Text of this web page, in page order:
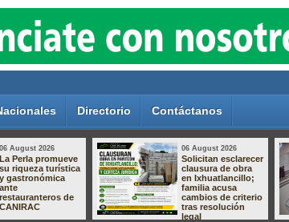
Directorio Contáctanos
05 August 2026
Aprueba Congreso
Declaraciones de
Procedencia en
contra de dos
munícipes
05 August 2026
Gobierno de
Orizaba mantiene
diálogo con
comerciantes para
construir
soluciones en
apego a la ley